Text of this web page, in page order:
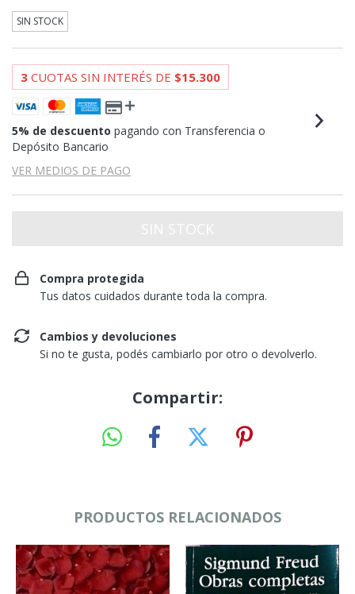
SIN STOCK
3 CUOTAS SIN INTERÉS DE $15.300
5% de descuento pagando con Transferencia o
Depósito Bancario
VER MEDIOS DE PAGO
Compra protegida
Tus datos cuidados durante toda la compra.
Cambios y devoluciones
Si no te gusta, podés cambiarlo por otro o devolverlo.
Compartir:
PRODUCTOS RELACIONADOS